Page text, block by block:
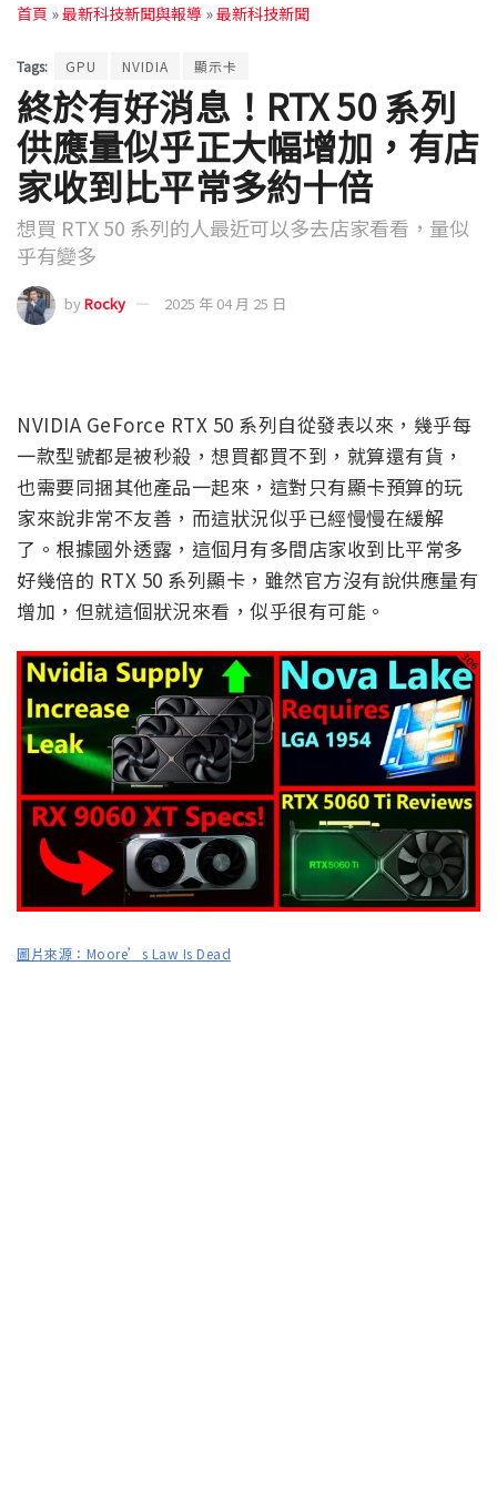
首頁 »最新科技新聞與報導 »最新科技新聞
Tags: GPU NVIDIA 顯示卡
終於有好消息！RTX 50 系列
供應量似乎正大幅增加，有店
家收到比平常多約十倍
想買 RTX 50 系列的人最近可以多去店家看看，量似
乎有變多
byRocky 2025 年 04 月 25 日
NVIDIA GeForce RTX 50 系列自從發表以來，幾乎每
一款型號都是被秒殺，想買都買不到，就算還有貨，
也需要同捆其他產品一起來，這對只有顯卡預算的玩
家來說非常不友善，而這狀況似乎已經慢慢在緩解
了。根據國外透露，這個月有多間店家收到比平常多
好幾倍的 RTX 50 系列顯卡，雖然官方沒有說供應量有
增加，但就這個狀況來看，似乎很有可能。
圖片來源：Moore’s Law Is Dead